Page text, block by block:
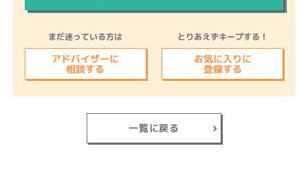
まだ迷っている方は
アドバイザーに
相談する
とりあえずキープする！
お気に入りに
登録する
一覧に戻る